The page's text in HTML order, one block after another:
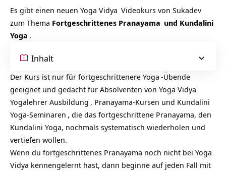
Es gibt einen neuen Yoga Vidya Videokurs von Sukadev
zum Thema Fortgeschrittenes Pranayama und Kundalini
Yoga .
Inhalt
Der Kurs ist nur für fortgeschrittenere Yoga -Übende
geeignet und gedacht für Absolventen von Yoga Vidya
Yogalehrer Ausbildung , Pranayama-Kursen und Kundalini
Yoga-Seminaren , die das fortgeschrittene Pranayama, den
Kundalini Yoga, nochmals systematisch wiederholen und
vertiefen wollen.
Wenn du fortgeschrittenes Pranayama noch nicht bei Yoga
Vidya kennengelernt hast, dann beginne auf jeden Fall mit